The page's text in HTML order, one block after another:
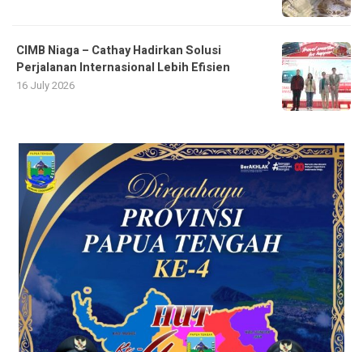
CIMB Niaga – Cathay Hadirkan Solusi
Perjalanan Internasional Lebih Efisien
16 July 2026